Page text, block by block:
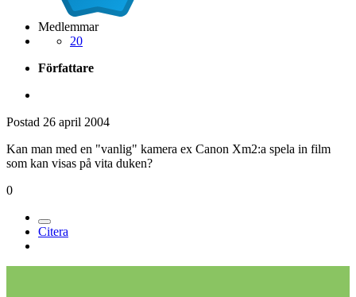
Medlemmar
20
Författare
Postad 26 april 2004
Kan man med en "vanlig" kamera ex Canon Xm2:a spela in film
som kan visas på vita duken?
0
Citera